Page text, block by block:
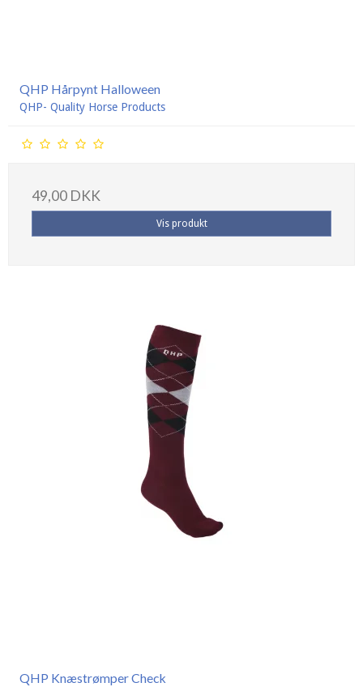
QHP Hårpynt Halloween
QHP- Quality Horse Products
49,00 DKK
Vis produkt
QHP Knæstrømper Check